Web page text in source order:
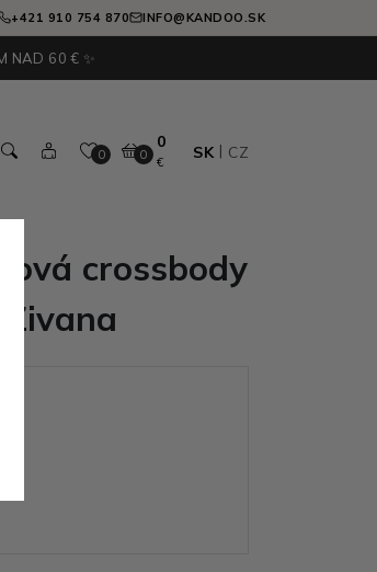
+421 910 754 870 INFO@KANDOO.SK
NAD 60 € ✨
0 0
0
€
SK CZ
crossbody